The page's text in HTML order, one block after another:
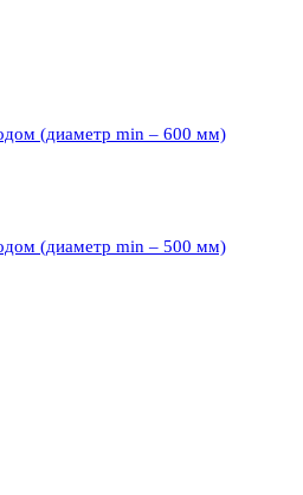
(диаметр min – 600 мм)
(диаметр min – 500 мм)